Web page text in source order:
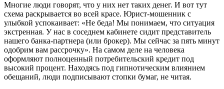
Многие люди говорят, что у них нет таких денег. И вот тут
схема раскрывается во всей красе. Юрист-мошенник с
улыбкой успокаивает: «Не беда! Мы понимаем, что ситуация
экстренная. У нас в соседнем кабинете сидит представитель
нашего банка-партнера (или брокер). Мы сейчас за пять минут
одобрим вам рассрочку». На самом деле на человека
оформляют полноценный потребительский кредит под
высокий процент. Находясь под гипнотическим влиянием
обещаний, люди подписывают стопки бумаг, не читая.